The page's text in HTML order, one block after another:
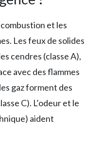
et les
Les feux de solides
cendres (classe A),
avec des flammes
gaz forment des
C). L’odeur et le
aident